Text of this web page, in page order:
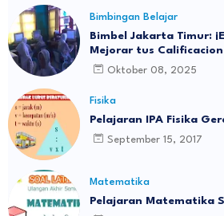
Bimbingan Belajar
Bimbel Jakarta Timur:
Mejorar tus
Meses!Oktober 08, 2025
Fisika
Pelajaran IPA Fisika
September 15, 2017
Matematika
Pelajaran Matematika